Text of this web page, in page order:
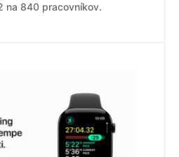
na 840 pracovníkov.